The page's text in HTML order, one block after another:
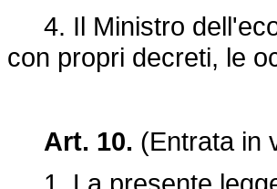
4. Il Ministro
con propri decreti, le
Art. 10. (Entrata in